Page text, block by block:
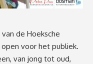
de Hoeksche
voor het publiek.
van jong tot oud,